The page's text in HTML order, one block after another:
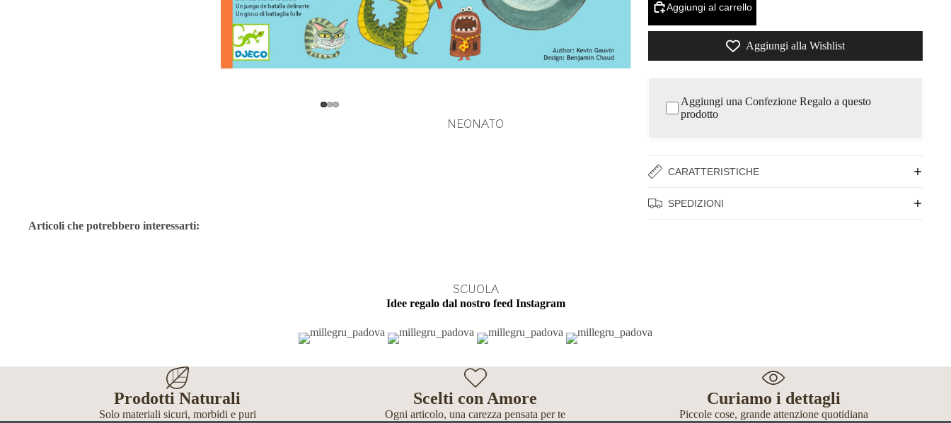
NEONATO
SCUOLA
Aggiungi al carrello
Aggiungi alla Wishlist
Aggiungi una Confezione Regalo a questo
prodotto
CARATTERISTICHE
SPEDIZIONI
Articoli che potrebbero interessarti:
Idee regalo dal nostro feed Instagram
Prodotti Naturali
Solo materiali sicuri, morbidi e puri
Scelti con Amore
Ogni articolo, una carezza pensata per te
Curiamo i dettagli
Piccole cose, grande attenzione quotidiana